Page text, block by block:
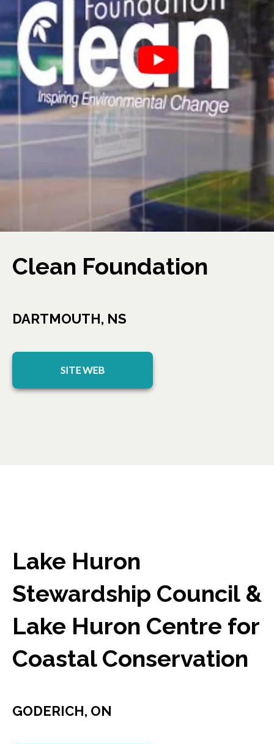
Clean Foundation
DARTMOUTH, NS
SITE WEB
s’ouvre dans un nouvel onglet
Lake Huron
Stewardship Council &
Lake Huron Centre for
Coastal Conservation
GODERICH, ON